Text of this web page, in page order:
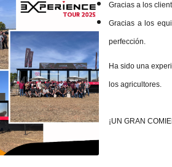
Gracias a los
Gracias a los
perfección.
Ha sido una
los agricultores.
¡UN GRAN